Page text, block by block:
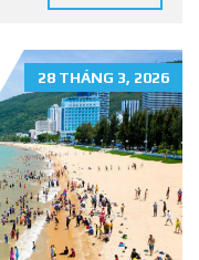
28 THÁNG 3, 2026